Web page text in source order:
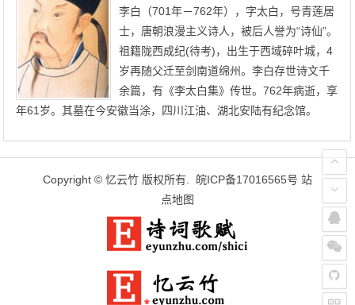
李白（701年－762年），字太白，号青莲居
士，唐朝浪漫主义诗人，被后人誉为“诗仙”。
祖籍陇西成纪(待考)，出生于西域碎叶城，4
岁再随父迁至剑南道绵州。李白存世诗文千
余篇，有《李太白集》传世。762年病逝，享
年61岁。其墓在今安徽当涂，四川江油、湖北安陆有纪念馆。
Copyright © 忆云竹 版权所有. 皖ICP备17016565号 站
点地图